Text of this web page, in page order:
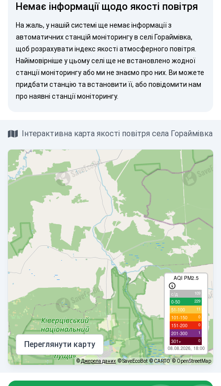
Немає інформації щодо якості повітря
На жаль, у нашій системі ще немає інформації з
автоматичних станцій моніторингу в селі Гораймівка,
щоб розрахувати індекс якості атмосферного повітря.
Найімовірніше у цьому селі ще не встановлено жодної
станції моніторингу або ми не знаємо про них. Ви можете
придбати станцію та встановити її, або повідомити нам
про наявні станції моніторингу.
Інтерактивна карта якості повітря села Гораймівка
AQI PM2.5
с/д 109
0-50 229
51-100 11
101-150 0
151-200 0
201-300 1
301+ 0
08.08.2026, 18:00
Переглянути карту
©Джерела даних © SaveEcoBot © CARTO © OpenStreetMap